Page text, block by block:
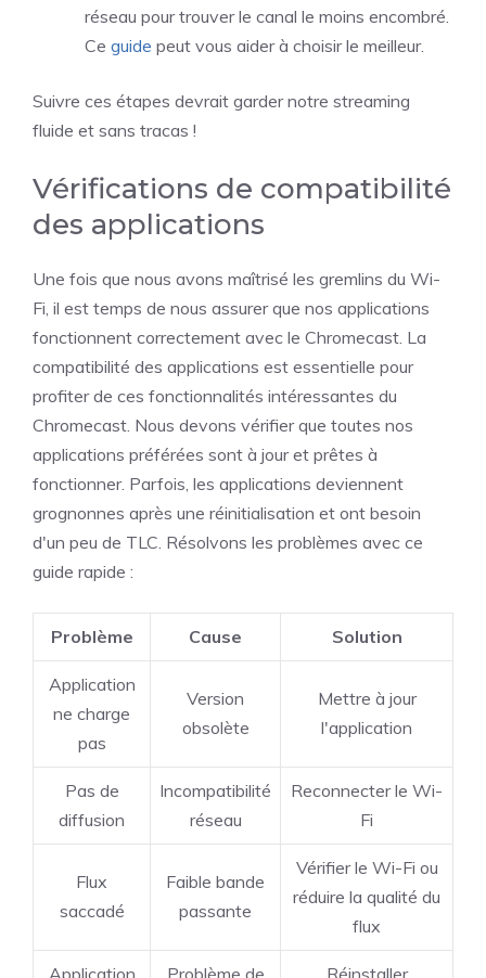
réseau pour trouver le canal le moins encombré.
Ce guide peut vous aider à choisir le meilleur.
Suivre ces étapes devrait garder notre streaming
fluide et sans tracas !
Vérifications de compatibilité
des applications
Une fois que nous avons maîtrisé les gremlins du Wi-
Fi, il est temps de nous assurer que nos applications
fonctionnent correctement avec le Chromecast. La
compatibilité des applications est essentielle pour
profiter de ces fonctionnalités intéressantes du
Chromecast. Nous devons vérifier que toutes nos
applications préférées sont à jour et prêtes à
fonctionner. Parfois, les applications deviennent
grognonnes après une réinitialisation et ont besoin
d'un peu de TLC. Résolvons les problèmes avec ce
guide rapide :
Problème Cause Solution
Application
ne charge
pas
Version
obsolète
Mettre à jour
l'application
Pas de
diffusion
Incompatibilité
réseau
Reconnecter le Wi-
Fi
Flux
saccadé
Faible bande
passante
Vérifier le Wi-Fi ou
réduire la qualité du
flux